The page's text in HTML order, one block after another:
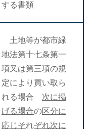
する書類
土地等が都市緑
地法第十七条第一
項又は第三項の規
定により買い取ら
れる場合 次に掲
げる場合の区分に
応じそれぞれ次に